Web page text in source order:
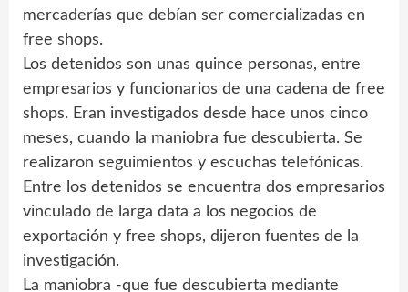
mercaderías que debían ser comercializadas en
free shops.
Los detenidos son unas quince personas, entre
empresarios y funcionarios de una cadena de free
shops. Eran investigados desde hace unos cinco
meses, cuando la maniobra fue descubierta. Se
realizaron seguimientos y escuchas telefónicas.
Entre los detenidos se encuentra dos empresarios
vinculado de larga data a los negocios de
exportación y free shops, dijeron fuentes de la
investigación.
La maniobra -que fue descubierta mediante